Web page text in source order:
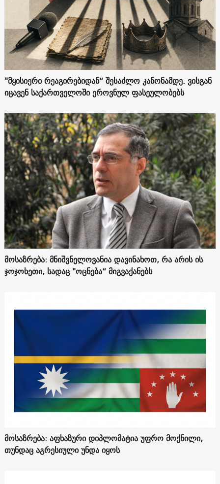
"მყისიერი რეაგირებიდან“ შესაძლო კანონამდე. ვისგან
იცავენ საქართველოში ეროვნულ ფასეულობებს
მოსაზრება: მნიშვნელოვანია დავინახოთ, რა არის ის
ჯოჯოხეთი, სადაც "ოცნება“ მიგვაქანებს
მოსაზრება: აფხაზური დიპლომატია უფრო მოქნილი,
თუნდაც აგრესიული უნდა იყოს